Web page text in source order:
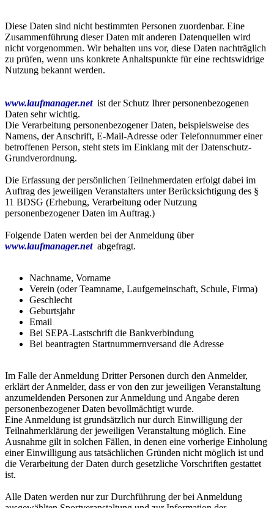
Diese Daten sind nicht bestimmten Personen zuordenbar. Eine
Zusammenführung dieser Daten mit anderen Datenquellen wird
nicht vorgenommen. Wir behalten uns vor, diese Daten nachträglich
zu prüfen, wenn uns konkrete Anhaltspunkte für eine rechtswidrige
Nutzung bekannt werden.
www.laufmanager.netist der Schutz Ihrer personenbezogenen
Daten sehr wichtig.
Die Verarbeitung personenbezogener Daten, beispielsweise des
Namens, der Anschrift, E-Mail-Adresse oder Telefonnummer einer
betroffenen Person, steht stets im Einklang mit der Datenschutz-
Grundverordnung.
Die Erfassung der persönlichen Teilnehmerdaten erfolgt dabei im
Auftrag des jeweiligen Veranstalters unter Berücksichtigung des §
11 BDSG (Erhebung, Verarbeitung oder Nutzung
personenbezogener Daten im Auftrag.)
Folgende Daten werden bei der Anmeldung über
www.laufmanager.netabgefragt.
Nachname, Vorname
Verein (oder Teamname, Laufgemeinschaft, Schule, Firma)
Geschlecht
Geburtsjahr
Email
Bei SEPA-Lastschrift die Bankverbindung
Bei beantragten Startnummernversand die Adresse
Im Falle der Anmeldung Dritter Personen durch den Anmelder,
erklärt der Anmelder, dass er von den zur jeweiligen Veranstaltung
anzumeldenden Personen zur Anmeldung und Angabe deren
personenbezogener Daten bevollmächtigt wurde.
Eine Anmeldung ist grundsätzlich nur durch Einwilligung der
Teilnahmerklärung der jeweiligen Veranstaltung möglich. Eine
Ausnahme gilt in solchen Fällen, in denen eine vorherige Einholung
einer Einwilligung aus tatsächlichen Gründen nicht möglich ist und
die Verarbeitung der Daten durch gesetzliche Vorschriften gestattet
ist.
Alle Daten werden nur zur Durchführung der bei Anmeldung